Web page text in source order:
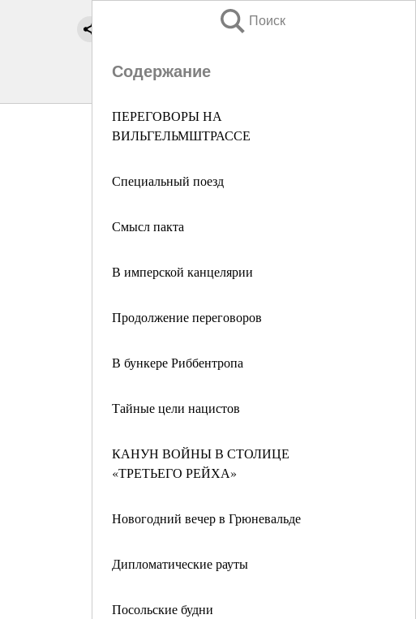
Поиск
Содержание
ПЕРЕГОВОРЫ НА
ВИЛЬГЕЛЬМШТРАССЕ
Специальный поезд
Смысл пакта
В имперской канцелярии
Продолжение переговоров
В бункере Риббентропа
Тайные цели нацистов
КАНУН ВОЙНЫ В СТОЛИЦЕ
«ТРЕТЬЕГО РЕЙХА»
Новогодний вечер в Грюневальде
Дипломатические рауты
Посольские будни